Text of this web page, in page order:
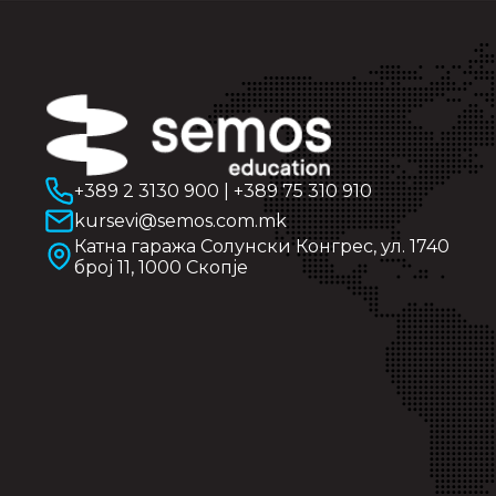
+389 2 3130 900
+389 75 310 910
kursevi@semos.com.mk
Катна гаража Солунски Конгрес, ул. 1740
број 11, 1000 Скопје